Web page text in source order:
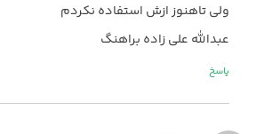
ولی تاهنوز ازش استفاده نکردم
عبدالله علی زاده براهنگ
پاسخ